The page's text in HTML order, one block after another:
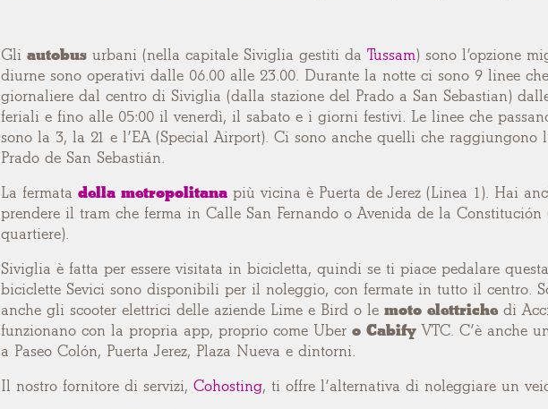
Gli autobus urbani (nella capitale Siviglia gestiti da Tussam) sono l’opzione
diurne sono operativi dalle 06.00 alle 23.00. Durante la notte ci sono 9 linee
giornaliere dal centro di Siviglia (dalla stazione del Prado a San Sebastian)
feriali e fino alle 05:00 il venerdì, il sabato e i giorni festivi. Le linee che
sono la 3, la 21 e l’EA (Special Airport). Ci sono anche quelli che raggiungono
Prado de San Sebastián.
La fermata della metropolitana più vicina è Puerta de Jerez (Linea 1). Hai
prendere il tram che ferma in Calle San Fernando o Avenida de la
quartiere).
Siviglia è fatta per essere visitata in bicicletta, quindi se ti piace pedalare
biciclette Sevici sono disponibili per il noleggio, con fermate in tutto il centro.
anche gli scooter elettrici delle aziende Lime e Bird o le moto elettriche di
funzionano con la propria app, proprio come Uber o Cabify VTC. C’è anche
a Paseo Colón, Puerta Jerez, Plaza Nueva e dintorni.
Il nostro fornitore di servizi, Cohosting, ti offre l’alternativa di noleggiare un